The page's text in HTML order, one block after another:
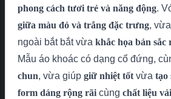
phong cách tươi trẻ và năng động.
giữa màu đỏ và trắng đặc trưng,
ngoài bắt bắt vừa khắc họa bản
Mẫu áo khoác có dạng cổ đứng,
chun, vừa giúp giữ nhiệt tốt vừa tạo
form dáng rộng rãi cùng chất liệu